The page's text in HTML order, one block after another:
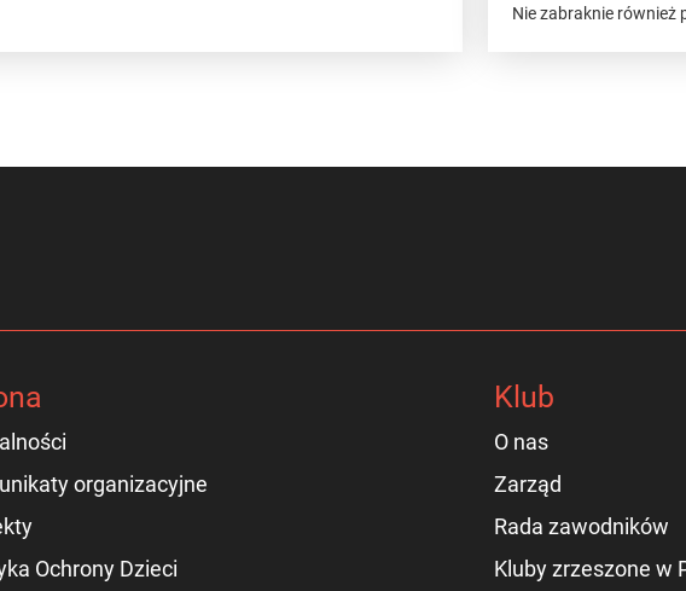
Nie zabraknie również
organizacyjne
Ochrony Dzieci
Klub
O nas
Zarząd
Rada zawodników
Kluby zrzeszone w